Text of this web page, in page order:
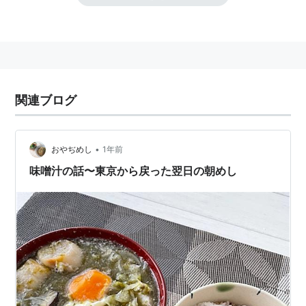
関連ブログ
おやぢめし • 1年前
味噌汁の話〜東京から戻った翌日の朝めし